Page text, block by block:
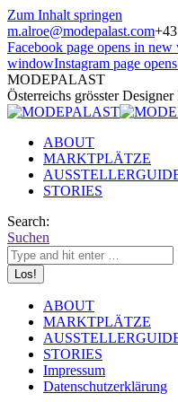
Zum Inhalt springen
m.alroe@modepalast.com
Facebook page opens in
windowInstagram page
MODEPALAST
Österreichs grösster
ABOUT
MARKTPLÄTZE
STORIES
Search:
Suchen
ABOUT
MARKTPLÄTZE
STORIES
Impressum
Datenschutzerklärung